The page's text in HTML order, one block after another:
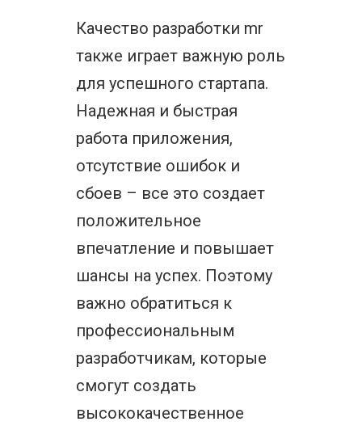
Качество разработки mr
также играет важную роль
для успешного стартапа.
Надежная и быстрая
работа приложения,
отсутствие ошибок и
сбоев – все это создает
положительное
впечатление и повышает
шансы на успех. Поэтому
важно обратиться к
профессиональным
разработчикам, которые
смогут создать
высококачественное